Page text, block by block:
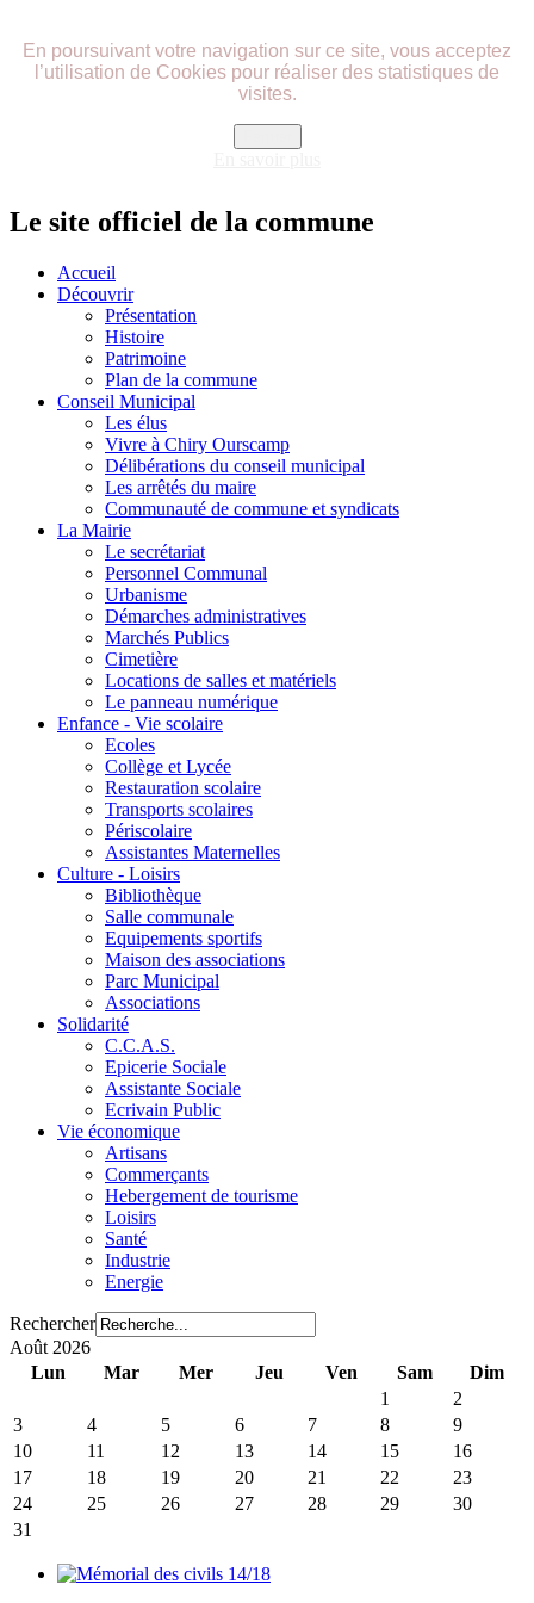
En poursuivant votre navigation sur ce site, vous acceptez
l’utilisation de Cookies pour réaliser des statistiques de
visites.
Le site officiel de la commune
Accueil
Découvrir
Présentation
Histoire
Patrimoine
Plan de la commune
Conseil Municipal
Les élus
Vivre à Chiry Ourscamp
Délibérations du conseil municipal
Les arrêtés du maire
Communauté de commune et syndicats
La Mairie
Le secrétariat
Personnel Communal
Urbanisme
Démarches administratives
Marchés Publics
Cimetière
Locations de salles et matériels
Le panneau numérique
Enfance - Vie scolaire
Ecoles
Collège et Lycée
Restauration scolaire
Transports scolaires
Périscolaire
Assistantes Maternelles
Culture - Loisirs
Bibliothèque
Salle communale
Equipements sportifs
Maison des associations
Parc Municipal
Associations
Solidarité
C.C.A.S.
Epicerie Sociale
Assistante Sociale
Ecrivain Public
Vie économique
Artisans
Commerçants
Hebergement de tourisme
Loisirs
Santé
Industrie
Energie
Rechercher
Août 2026
Lun
Mar Mer Jeu Ven Sam
Dim
1
2
3
4 5 6 7 8
9
10
11 12 13 14 15
16
17
18 19 20 21 22
23
24
25 26 27 28 29
30
31